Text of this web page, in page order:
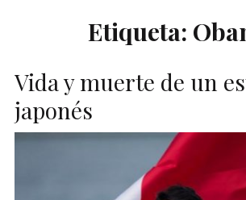
Etiqueta:
Vida y muerte de un
japonés